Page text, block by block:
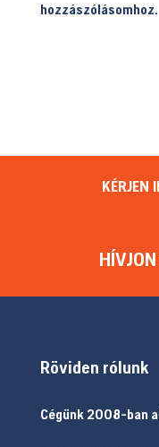
hozzászólásomhoz.
KÉRJEN
Röviden rólunk
Cégünk 2008-ban